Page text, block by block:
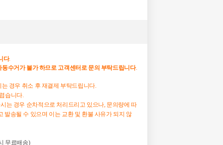
다.
동수거가 불가하므로고객센터로문의 부탁드립니다.
경우 취소 후 재결제 부탁드립니다.
습니다.
는 경우 순차적으로 처리드리고 있으나, 문의량에 따
발송될 수 있으며 이는 교환 및 환불 사유가 되지 않
무료배송)